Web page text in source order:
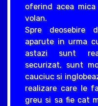
oferind acea
volan.
Spre deosebire
aparute in urma
astazi sunt
securizat, sunt
cauciuc si
realizare care le
greu si sa fie cat